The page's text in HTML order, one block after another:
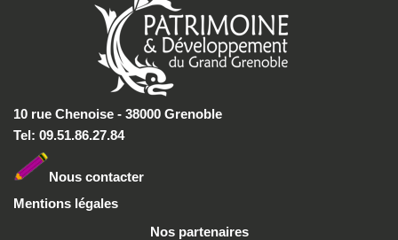
10 rue Chenoise - 38000 Grenoble
Tel: 09.51.86.27.84
Nous contacter
Mentions légales
Nos partenaires